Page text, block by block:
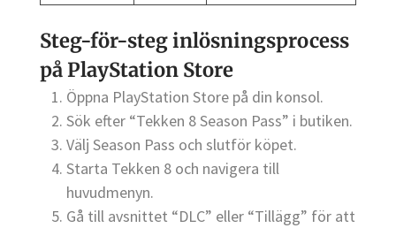
Steg-för-steg inlösningsprocess
på PlayStation Store
Öppna PlayStation Store på din konsol.
Sök efter “Tekken 8 Season Pass” i butiken.
Välj Season Pass och slutför köpet.
Starta Tekken 8 och navigera till
huvudmenyn.
Gå till avsnittet “DLC” eller “Tillägg” för att